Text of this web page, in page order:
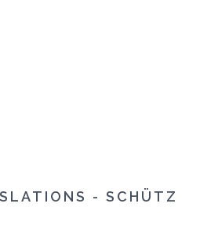
- SCHÜTZ